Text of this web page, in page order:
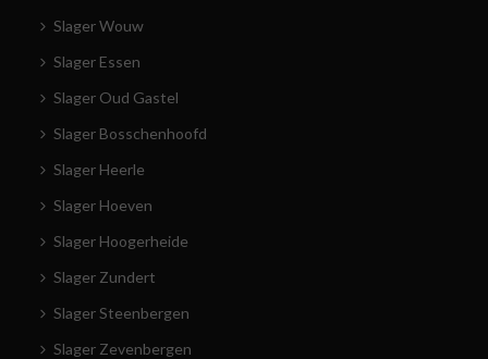
Slager Wouw
Slager Essen
Slager Oud Gastel
Slager Bosschenhoofd
Slager Heerle
Slager Hoeven
Slager Hoogerheide
Slager Zundert
Slager Steenbergen
Slager Zevenbergen